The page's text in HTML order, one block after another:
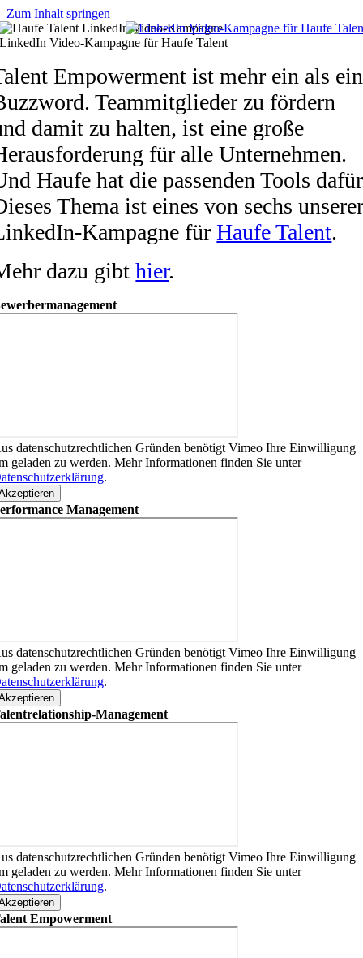
Zum Inhalt springen
LinkedIn Video-Kampagne für Haufe Talent
Empowerment ist mehr ein als ein
Teammitglieder zu fördern
damit zu halten, ist eine große
für alle Unternehmen.
Haufe hat die passenden Tools
Thema ist eines von sechs
Kampagne fürHaufe Talent.
dazu gibthier.
datenschutzrechtlichen Gründen benötigt Vimeo Ihre Einwilligung
geladen zu werden. Mehr Informationen finden Sie unter
.
Management
datenschutzrechtlichen Gründen benötigt Vimeo Ihre Einwilligung
geladen zu werden. Mehr Informationen finden Sie unter
.
Management
datenschutzrechtlichen Gründen benötigt Vimeo Ihre Einwilligung
geladen zu werden. Mehr Informationen finden Sie unter
.
Empowerment